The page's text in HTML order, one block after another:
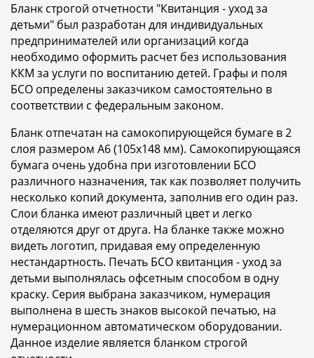
Бланк строгой отчетности "Квитанция - уход за
детьми" был разработан для индивидуальных
предпринимателей или организаций когда
необходимо оформить расчет без использования
ККМ за услуги по воспитанию детей. Графы и поля
БСО определены заказчиком самостоятельно в
соответствии с федеральным законом.
Бланк отпечатан на самокопирующейся бумаге в 2
слоя размером A6 (105x148 мм). Самокопирующаяся
бумага очень удобна при изготовлении БСО
различного назначения, так как позволяет получить
несколько копий документа, заполнив его один раз.
Слои бланка имеют различный цвет и легко
отделяются друг от друга. На бланке также можно
видеть логотип, придавая ему определенную
нестандартность. Печать БСО квитанция - уход за
детьми выполнялась офсетным способом в одну
краску. Серия выбрана заказчиком, нумерация
выполнена в шесть знаков высокой печатью, на
нумерационном автоматическом оборудовании.
Данное изделие является бланком строгой